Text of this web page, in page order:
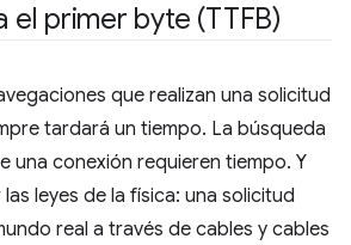
el primer byte (TTFB)
que realizan una solicitud
tardará un tiempo. La búsqueda
una conexión requieren tiempo. Y
leyes de la física: una solicitud
real a través de cables y cables